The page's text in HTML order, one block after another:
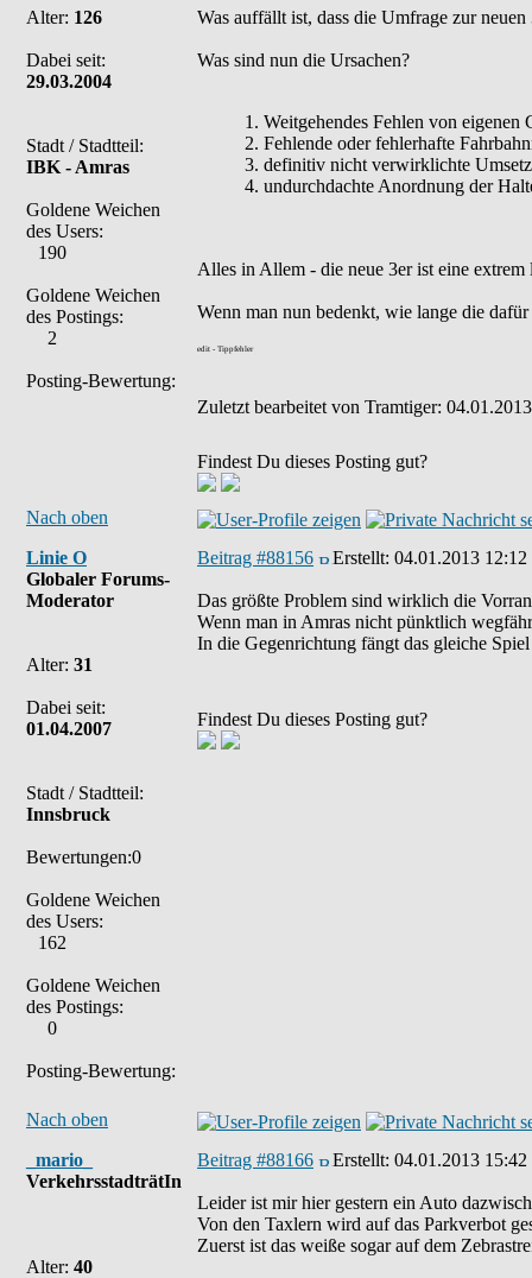
Alter: 126
Dabei seit:
29.03.2004
Stadt / Stadtteil:
IBK - Amras
Goldene Weichen
des Users:
190
Goldene Weichen
des Postings:
2
Posting-Bewertung:
Was auffällt ist, dass die Umfrage zur
Was sind nun die Ursachen?
1. Weitgehendes Fehlen von
2. Fehlende oder fehlerhafte
3. definitiv nicht verwirklichte
4. undurchdachte Anordnung der
Alles in Allem - die neue 3er ist eine
Wenn man nun bedenkt, wie lange die
edit - Tippfehler
Zuletzt bearbeitet von Tramtiger:
Findest Du dieses Posting gut?
Nach oben
Linie O
Globaler Forums-
Moderator
Alter: 31
Dabei seit:
01.04.2007
Stadt / Stadtteil:
Innsbruck
Bewertungen:0
Goldene Weichen
des Users:
162
Goldene Weichen
des Postings:
0
Posting-Bewertung:
Beitrag #88156 Erstellt: 04.01.2013 12:12
Das größte Problem sind wirklich die
Wenn man in Amras nicht pünktlich
In die Gegenrichtung fängt das gleiche
Findest Du dieses Posting gut?
Nach oben
_mario_
VerkehrsstadträtIn
Alter: 40
Beitrag #88166 Erstellt: 04.01.2013 15:42
Leider ist mir hier gestern ein Auto
Von den Taxlern wird auf das Parkverbot
Zuerst ist das weiße sogar auf dem